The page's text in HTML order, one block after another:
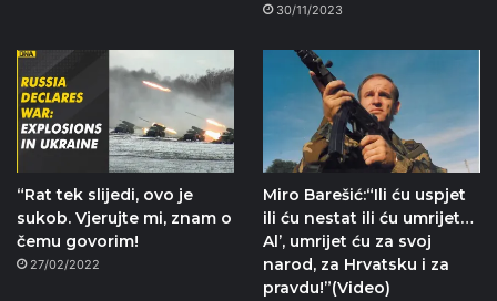
30/11/2023
“Rat tek slijedi, ovo je
sukob. Vjerujte mi, znam o
čemu govorim!
27/02/2022
Miro Barešić:“Ili ću uspjet
ili ću nestat ili ću umrijet…
Al’, umrijet ću za svoj
narod, za Hrvatsku i za
pravdu!”(Video)